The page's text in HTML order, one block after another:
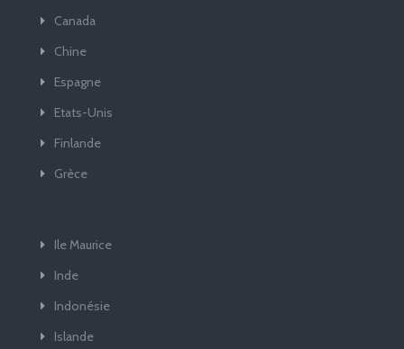
Canada
Chine
Espagne
Etats-Unis
Finlande
Grèce
Ile Maurice
Inde
Indonésie
Islande